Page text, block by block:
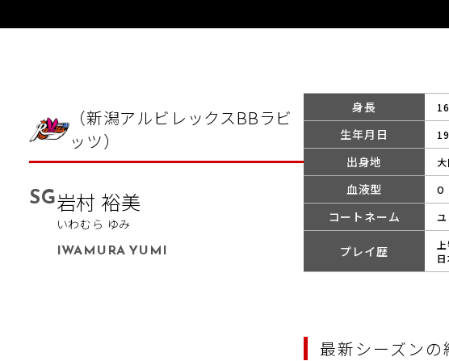
（新潟アルビレックスBBラビ
ッツ）
SG岩村 裕美
いわむら ゆみ
IWAMURA YUMI
身長
生年月日
出身地
血液型 O
コートネーム ユ
プレイ歴
最新シーズンの